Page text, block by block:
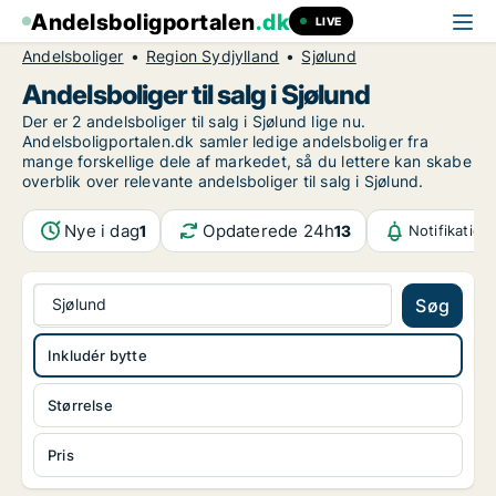
Andelsboligportalen.dk LIVE
Andelsboliger Region Sydjylland Sjølund
Andelsboliger til salg i Sjølund
Der er 2 andelsboliger til salg i Sjølund lige nu.
Andelsboligportalen.dk samler ledige andelsboliger fra
mange forskellige dele af markedet, så du lettere kan skabe
overblik over relevante andelsboliger til salg i Sjølund.
Nye i dag1 Opdaterede 24h13
Sjølund Søg
Størrelse
Pris
Inkludér bytte